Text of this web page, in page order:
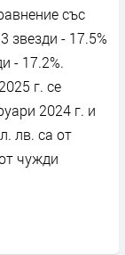
със
звезди - 17.5%
- 17.2%.
г. се
2024 г. и
лв. са от
чужди